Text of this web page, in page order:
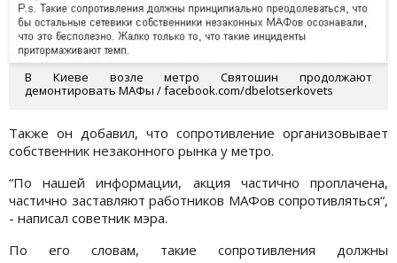
В Киеве возле метро Святошин продолжают
демонтировать МАФы / facebook.com/dbelotserkovets
Также он добавил, что сопротивление организовывает
собственник незаконного рынка у метро.
“По нашей информации, акция частично проплачена,
частично заставляют работников МАФов сопротивляться“,
- написал советник мэра.
По его словам, такие сопротивления должны